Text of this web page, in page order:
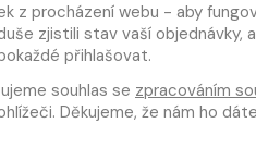
z procházení webu - aby
zjistili stav vaší objednávky,
přihlašovat.
souhlas se zpracováním
Děkujeme, že nám ho